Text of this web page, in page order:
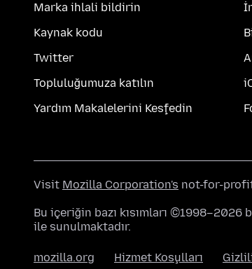
Marka ihlali bildirin
Kaynak kodu
Twitter
Topluluğumuza katılın
Yardım Makalelerini Keşfedin
Visit Mozilla Corporation's not-for-
Bu içeriğin bazı kısımları
ile sunulmaktadır.
mozilla.org Hizmet Koşulları